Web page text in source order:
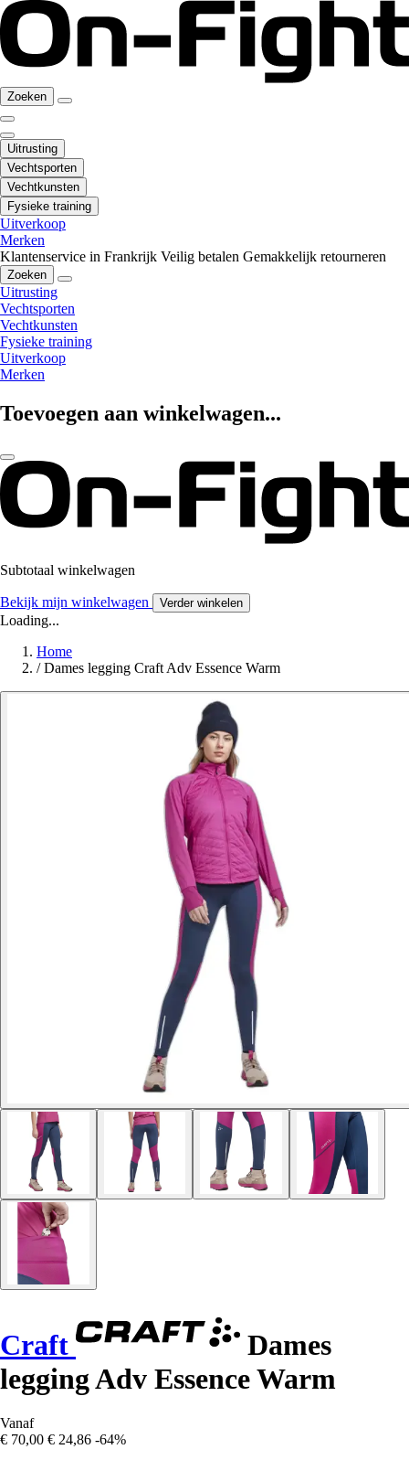
Zoeken
Uitrusting
Vechtsporten
Vechtkunsten
Fysieke training
Uitverkoop
Merken
Klantenservice in Frankrijk Veilig betalen Gemakkelijk retourneren
Zoeken
Uitrusting
Vechtsporten
Vechtkunsten
Fysieke training
Uitverkoop
Merken
Toevoegen aan winkelwagen...
Subtotaal winkelwagen
Bekijk mijn winkelwagen Verder winkelen
Loading...
Home
/ Dames legging Craft Adv Essence Warm
Craft
Dames
legging Adv Essence Warm
Vanaf
€ 70,00 € 24,86 -64%